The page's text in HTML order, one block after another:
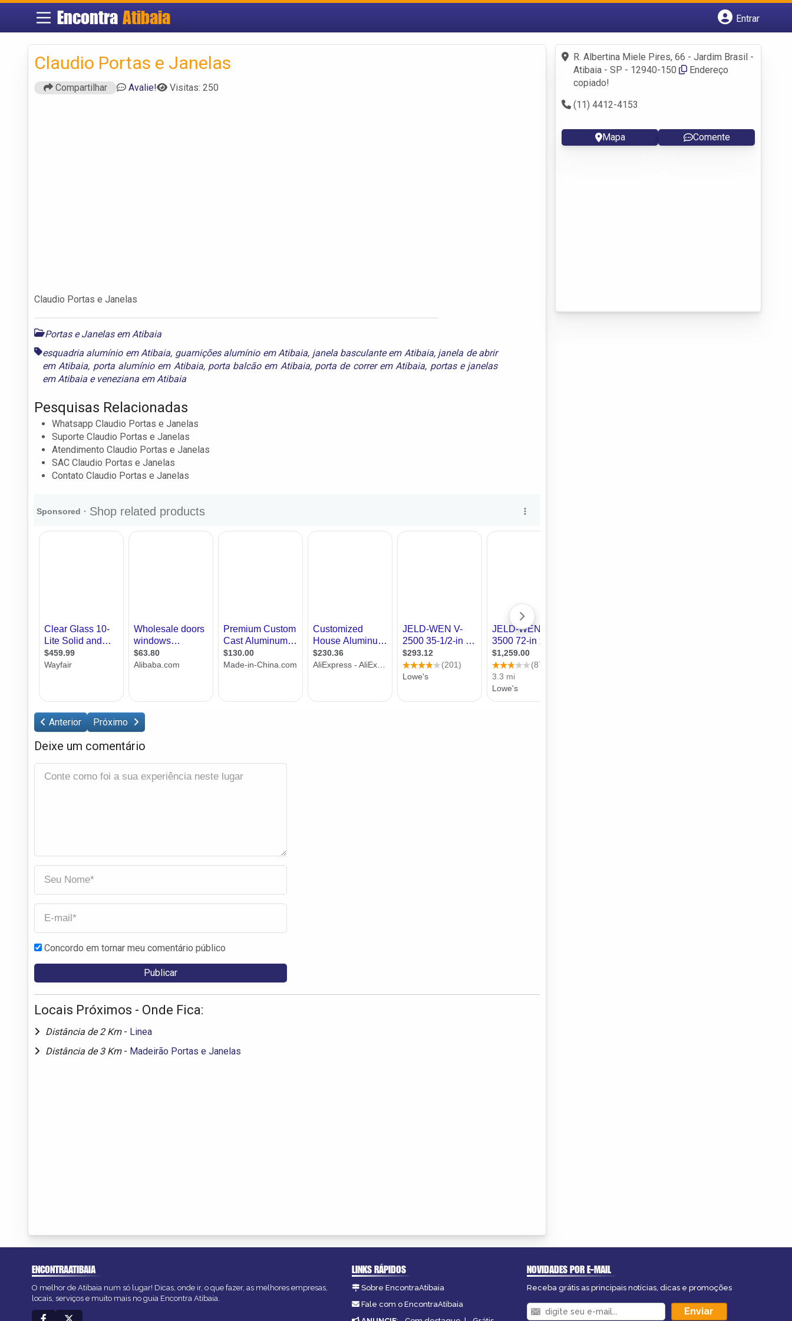
EncontraAtibaia
Entrar
Fazer login
Criar conta
Claudio Portas e Janelas
Compartilhar Avalie! Visitas: 250
Claudio Portas e Janelas
Portas e Janelas em Atibaia
esquadria alumínio em Atibaia, guarnições alumínio em Atibaia, janela basculante em Atibaia, janela de abrir
em Atibaia, porta alumínio em Atibaia, porta balcão em Atibaia, porta de correr em Atibaia, portas e janelas
em Atibaia e veneziana em Atibaia
Pesquisas Relacionadas
Whatsapp Claudio Portas e Janelas
Suporte Claudio Portas e Janelas
Atendimento Claudio Portas e Janelas
SAC Claudio Portas e Janelas
Contato Claudio Portas e Janelas
Anterior Próximo
Deixe um comentário
Concordo em tornar meu comentário público
Locais Próximos - Onde Fica:
Distância de 2 Km - Linea
Distância de 3 Km - Madeirão Portas e Janelas
R. Albertina Miele Pires, 66 - Jardim Brasil -
Atibaia - SP - 12940-150
Endereço
copiado!
(11) 4412-4153
Mapa Comente
ENCONTRAATIBAIA
O melhor de Atibaia num só lugar! Dicas, onde ir, o que fazer, as melhores empresas,
locais, serviços e muito mais no guia Encontra Atibaia.
LINKS RÁPIDOS
Sobre EncontraAtibaia
Fale com o EncontraAtibaia
NOVIDADES POR E-MAIL
Receba grátis as principais notícias, dicas e promoções